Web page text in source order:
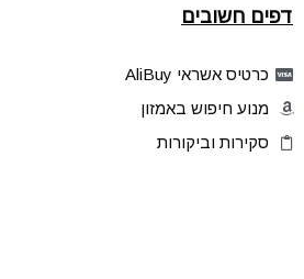
דפים חשובים
כרטיס אשראי AliBuy
מנוע חיפוש באמזון
סקירות וביקורות